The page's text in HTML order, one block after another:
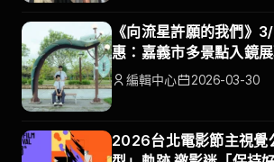
《向流星許願的我們
惠：嘉義市多景點入鏡
編輯中心 2026-03-30
2026台北電影節主視覺